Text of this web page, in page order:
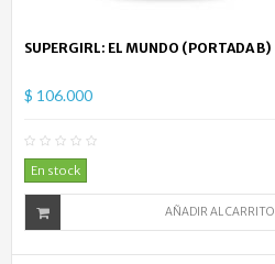
SUPERGIRL: EL MUNDO (PORTADA B)
$ 106.000
En stock
AÑADIR AL CARRITO